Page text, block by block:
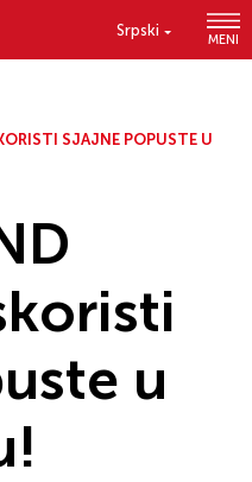
Srpski
MENI
SJAJNE POPUSTE U
u